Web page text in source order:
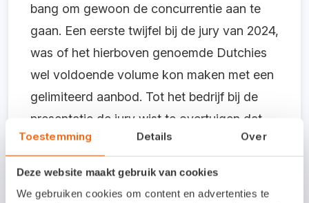
Toestemming Details Over
Deze website maakt gebruik van cookies
We gebruiken cookies om content en advertenties te
bang om gewoon de concurrentie aan te
gaan. Een eerste twijfel bij de jury van 2024,
was of het hierboven genoemde Dutchies
wel voldoende volume kon maken met een
gelimiteerd aanbod. Tot het bedrijf bij de
presentatie de jury wist te overtuigen dat
het gaat om een miljoenenmarkt waarin